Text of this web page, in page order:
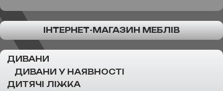
ІНТЕРНЕТ-МАГАЗИН МЕБЛІВ
ДИВАНИ
ДИВАНИ У НАЯВНОСТІ
ДИТЯЧІ ЛІЖКА